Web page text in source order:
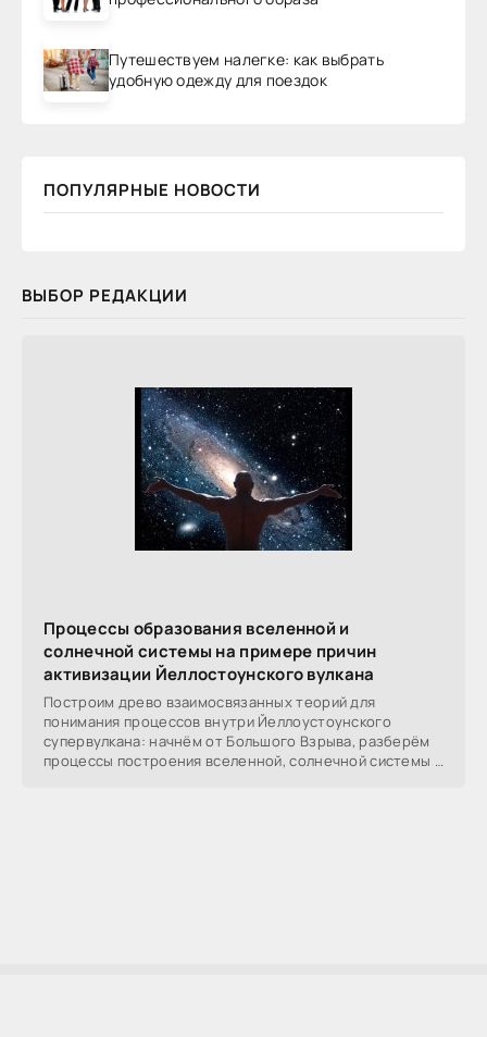
Путешествуем налегке: как выбрать
удобную одежду для поездок
ПОПУЛЯРНЫЕ НОВОСТИ
ВЫБОР РЕДАКЦИИ
Процессы образования вселенной и
солнечной системы на примере причин
активизации Йеллостоунского вулкана
Построим древо взаимосвязанных теорий для
понимания процессов внутри Йеллоустоунского
супервулкана: начнём от Большого Взрыва, разберём
процессы построения вселенной, солнечной системы в